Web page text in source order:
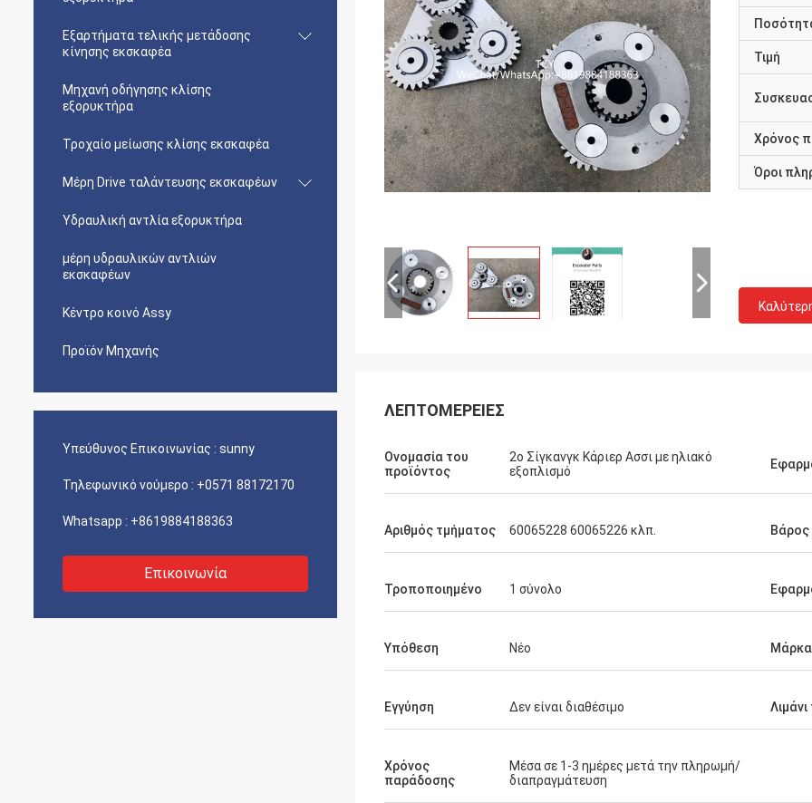
Εξαρτήματα τελικής μετάδοσης
κίνησης εκσκαφέα
Μηχανή οδήγησης κλίσης
εξορυκτήρα
Τροχαίο μείωσης κλίσης εκσκαφέα
Μέρη Drive ταλάντευσης εκσκαφέων
Υδραυλική αντλία εξορυκτήρα
μέρη υδραυλικών αντλιών
εκσκαφέων
Κέντρο κοινό Assy
Προϊόν Μηχανής
Υπεύθυνος Επικοινωνίας : sunny
Τηλεφωνικό νούμερο : +0571 88172170
Whatsapp : +8619884188363
Επικοινωνία
Τιμή
Χρόνος
Όροι
ΛΕΠΤΟΜΈΡΕΙΕΣ
Ονομασία του
προϊόντος
2ο Σίγκανγκ Κάριερ Ασσι με ηλιακό
εξοπλισμό
Αριθμός τμήματος 60065228 60065226 κλπ. Βάρος
Τροποποιημένο 1 σύνολο
Υπόθεση Νέο Μάρκα
Εγγύηση Δεν είναι διαθέσιμο
Χρόνος
παράδοσης
Μέσα σε 1-3 ημέρες μετά την πληρωμή/
διαπραγμάτευση